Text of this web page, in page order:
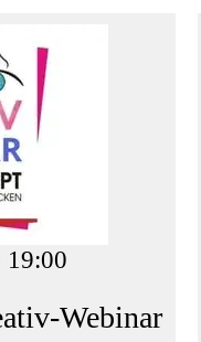
19:00
Webinar